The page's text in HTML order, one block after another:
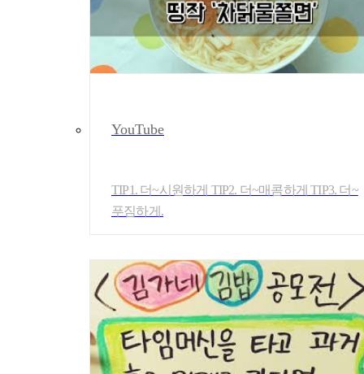
YouTube
TIP1. 더~시원하게 TIP2. 더~매콤하게 TIP3. 더~
푸짐하게.